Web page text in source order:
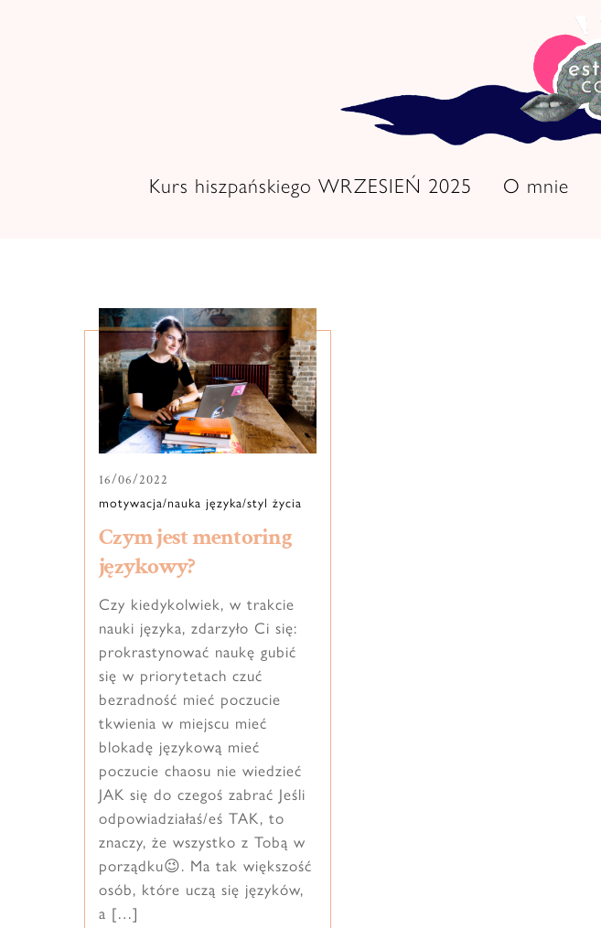
Kurs hiszpańskiego WRZESIEŃ 2025 O mnie
16/06/2022
motywacja/nauka języka/styl życia
Czym jest mentoring
językowy?
Czy kiedykolwiek, w trakcie
nauki języka, zdarzyło Ci się:
prokrastynować naukę gubić
się w priorytetach czuć
bezradność mieć poczucie
tkwienia w miejscu mieć
blokadę językową mieć
poczucie chaosu nie wiedzieć
JAK się do czegoś zabrać Jeśli
odpowiadziałaś/eś TAK, to
znaczy, że wszystko z Tobą w
porządku😉. Ma tak większość
osób, które uczą się języków,
a […]